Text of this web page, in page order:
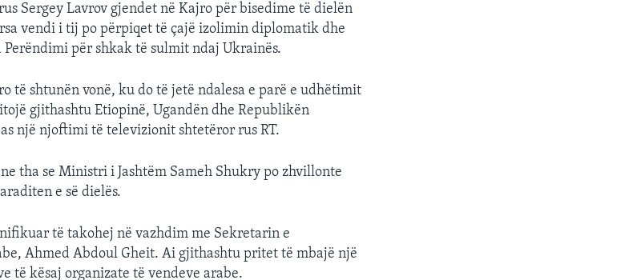
Sergey Lavrov gjendet në Kajro për bisedime të dielën
vendi i tij po përpiqet të çajë izolimin diplomatik dhe
Perëndimi për shkak të sulmit ndaj Ukrainës.
të shtunën vonë, ku do të jetë ndalesa e parë e udhëtimit
gjithashtu Etiopinë, Ugandën dhe Republikën
një njoftimi të televizionit shtetëror rus RT.
tha se Ministri i Jashtëm Sameh Shukry po zhvillonte
e së dielës.
të takohej në vazhdim me Sekretarin e
Ahmed Abdoul Gheit. Ai gjithashtu pritet të mbajë një
të kësaj organizate të vendeve arabe.